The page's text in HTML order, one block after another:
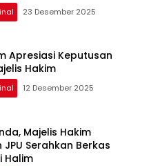
23 Desember 2025
Apresiasi Keputusan
Hakim
12 Desember 2025
Majelis Hakim
Serahkan Berkas
Halim